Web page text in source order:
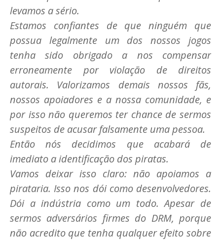
levamos a sério.
Estamos confiantes de que ninguém que
possua legalmente um dos nossos jogos
tenha sido obrigado a nos compensar
erroneamente por violação de direitos
autorais. Valorizamos demais nossos fãs,
nossos apoiadores e a nossa comunidade, e
por isso não queremos ter chance de sermos
suspeitos de acusar falsamente uma pessoa.
Então nós decidimos que acabará de
imediato a identificação dos piratas.
Vamos deixar isso claro: não apoiamos a
pirataria. Isso nos dói como desenvolvedores.
Dói a indústria como um todo. Apesar de
sermos adversários firmes do DRM, porque
não acredito que tenha qualquer efeito sobre